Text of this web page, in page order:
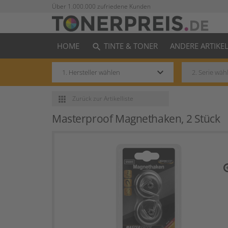
Über 1.000.000 zufriedene Kunden
HOME search TINTE & TONER ANDERE ARTIKEL
keyboard_arrow_down
Zurück zur Artikelliste
apps
Masterproof Magnethaken, 2 Stück